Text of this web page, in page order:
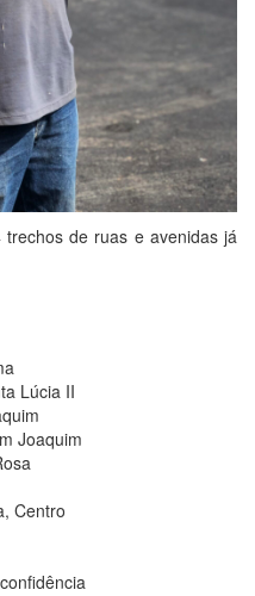
de ruas e avenidas já
Lúcia II
Joaquim
Centro